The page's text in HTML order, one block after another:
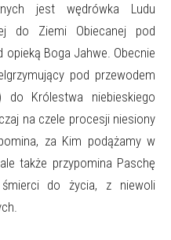
jest wędrówka Ludu
do Ziemi Obiecanej pod
Boga Jahwe. Obecnie
pod przewodem
do Królestwa niebieskiego
na czele procesji niesiony
za Kim podążamy w
także przypomina Paschę
do życia, z niewoli